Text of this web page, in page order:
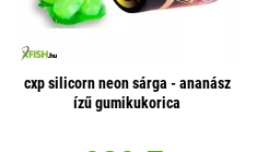
cxp silicorn neon sárga - ananász
ízű gumikukorica